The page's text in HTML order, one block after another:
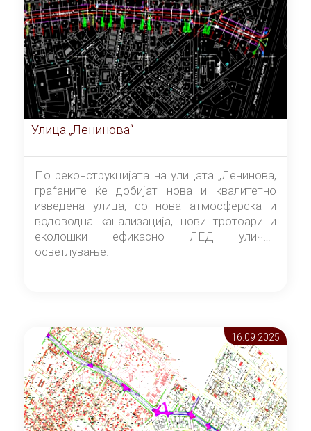
Улица „Ленинова“
По реконструкцијата на улицата „Ленинова,
граѓаните ќе добијат нова и квалитетно
изведена улица, со нова атмосферска и
водоводна канализација, нови тротоари и
еколошки ефикасно ЛЕД улично
осветлување.
16.09 2025